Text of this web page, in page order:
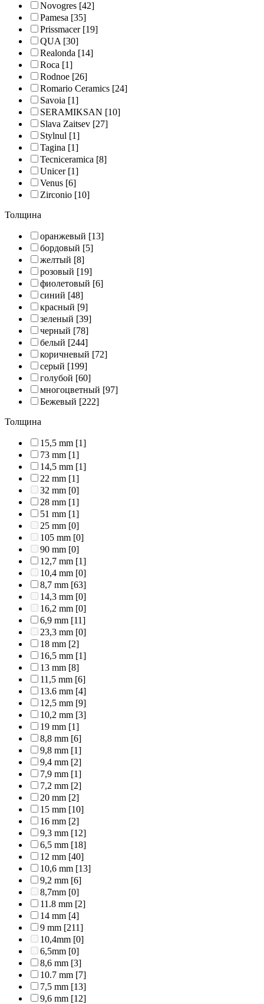
Novogres [42]
Pamesa [35]
Prissmacer[19]
QUA[30]
Realonda [14]
Roca [1]
Rodnoe [26]
Romario Ceramics [24]
Savoia [1]
SERAMIKSAN [10]
Slava Zaitsev [27]
Stylnul [1]
Tagina [1]
Tecniceramica [8]
Unicer[1]
Venus [6]
Zirconio [10]
Толщина
оранжевый [13]
бордовый [5]
желтый [8]
розовый [19]
фиолетовый [6]
синий [48]
красный [9]
зеленый [39]
черный [78]
белый [244]
коричневый [72]
серый [199]
голубой [60]
многоцветный [97]
Бежевый [222]
Толщина
15,5 mm [1]
73 mm [1]
14,5 mm [1]
22 mm [1]
32 mm [0]
28 mm [1]
51 mm [1]
25 mm [0]
105 mm [0]
90 mm [0]
12,7 mm [1]
10,4 mm [0]
8,7 mm [63]
14,3 mm [0]
16,2 mm [0]
6,9 mm [11]
23,3 mm [0]
18 mm [2]
16,5 mm [1]
13 mm [8]
11,5 mm [6]
13.6 mm [4]
12,5 mm [9]
10,2 mm [3]
19 mm [1]
8,8 mm [6]
9,8 mm [1]
9,4 mm [2]
7,9 mm [1]
7,2 mm [2]
20 mm [2]
15 mm [10]
16 mm [2]
9,3 mm [12]
6,5 mm [18]
12 mm [40]
10,6 mm [13]
9,2 mm [6]
8,7mm [0]
11.8 mm [2]
14 mm [4]
9 mm [211]
10,4mm [0]
6,5mm [0]
8,6 mm [3]
10.7 mm [7]
7,5 mm [13]
9,6 mm [12]